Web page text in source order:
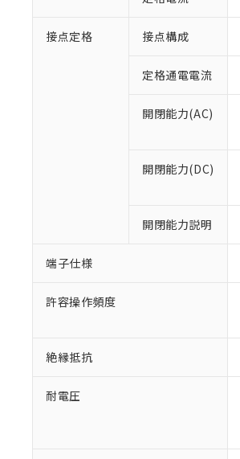
接点定格 接点構成
定格通電電流
開閉能力(AC)
開閉能力(DC)
開閉能力説明
端子仕様
許容操作頻度
絶縁抵抗
耐電圧